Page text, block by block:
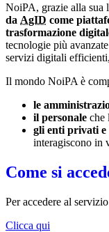
NoiPA, grazie alla sua
da AgID come
trasformazione
tecnologie più
servizi digitali
Il mondo NoiPA è
le
il personale che
gli enti privati
interagiscono in
Come si
Per accedere al
Clicca qui